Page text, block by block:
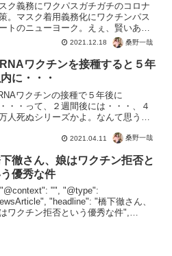
ク義務にワクパスガチガチのコロナ
。マスク着用義務化にワクチンパス
トのニューヨーク。えぇ、賢いあな
の予想通り、感染者数は過去最多ｗ安
の無意味ぶりをまた露呈してくれまし
もっとも感染者が増えてもただの風
ので、オミクロンや今...
2021.12.18 桑野一哉
ワクチンを接種すると５年
に・・・
ワクチンの接種で５年後に
・・って、２週間後には・・・、４
人死ぬシリーズかよ。なんて思うけ
？とも思いつつ、世界で健康な人がど
得るかも。なんて思っちゃ...
2021.04.11 桑野一哉
徹さん、娘はワクチン拒否と
優秀な件
"", "@type":
"headline": "橋下徹さん、
ワクチン拒否という優秀な件",